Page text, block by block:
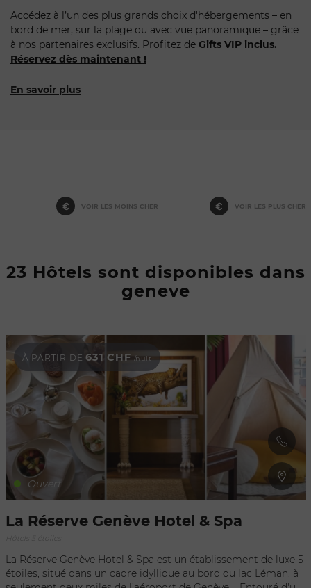
Accédez à l’un des plus grands choix d'hébergements – en
bord de mer, sur la plage ou avec vue panoramique – grâce
à nos partenaires exclusifs. Profitez de Gifts VIP inclus.
Réservez dès maintenant !
En savoir plus
VOIR LES MOINS CHER VOIR LES PLUS CHER
23 Hôtels sont disponibles dans
geneve
À PARTIR DE631 CHF /nuit
Ouvert
La Réserve Genève Hotel & Spa
La Réserve Genève Hotel & Spa est un établissement de luxe 5
étoiles, situé dans un cadre idyllique au bord du lac Léman, à